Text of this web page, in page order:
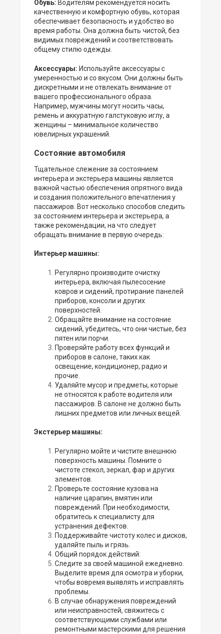
Обувь: Водителям рекомендуется носить
качественную и комфортную обувь, которая
обеспечивает безопасность и удобство во
время работы. Она должна быть чистой, без
видимых повреждений и соответствовать
общему стилю одежды.
Аксессуары: Используйте аксессуары с
умеренностью и со вкусом. Они должны быть
дискретными и не отвлекать внимание от
вашего профессионального образа.
Например, мужчины могут носить часы,
ремень и аккуратную галстуковую иглу, а
женщины – минимальное количество
ювелирных украшений.
Состояние автомобиля
Тщательное слежение за состоянием
интерьера и экстерьера машины является
важной частью обеспечения опрятного вида
и создания положительного впечатления у
пассажиров. Вот несколько способов следить
за состоянием интерьера и экстерьера, а
также рекомендации, на что следует
обращать внимание в первую очередь:
Интерьер машины:
Регулярно производите очистку
интерьера, включая пылесосение
ковров и сидений, протирание панелей
приборов, консоли и других
поверхностей.
Обращайте внимание на состояние
сидений, убедитесь, что они чистые, без
пятен или порчи.
Проверяйте работу всех функций и
приборов в салоне, таких как
освещение, кондиционер, радио и
прочие.
Удаляйте мусор и предметы, которые
не относятся к работе водителя или
пассажиров. В салоне не должно быть
лишних предметов или личных вещей.
Экстерьер машины:
Регулярно мойте и чистите внешнюю
поверхность машины. Помните о
чистоте стекол, зеркал, фар и других
элементов.
Проверьте состояние кузова на
наличие царапин, вмятин или
повреждений. При необходимости,
обратитесь к специалисту для
устранения дефектов.
Поддерживайте чистоту колес и дисков,
удаляйте пыль и грязь.
Общий порядок действий:
Следите за своей машиной ежедневно.
Выделите время для осмотра и уборки,
чтобы вовремя выявлять и исправлять
проблемы.
В случае обнаружения повреждений
или неисправностей, свяжитесь с
соответствующими службами или
ремонтными мастерскими для решения